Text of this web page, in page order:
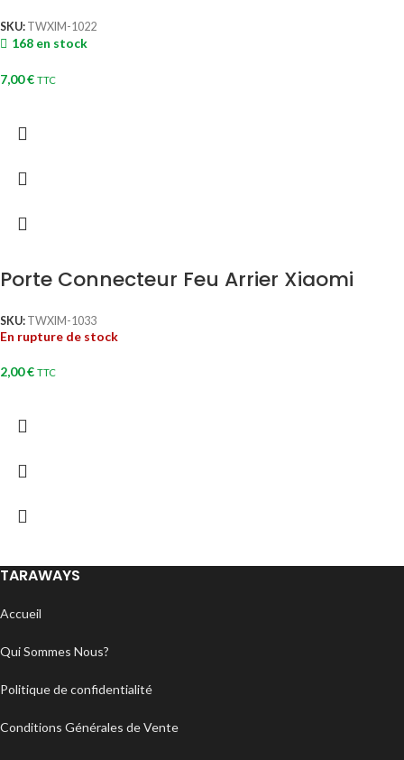
SKU: TWXIM-1022
168 en stock
7,00€ TTC
Porte Connecteur Feu Arrier Xiaomi
SKU: TWXIM-1033
En rupture de stock
2,00€ TTC
TARAWAYS
Accueil
Qui Sommes Nous?
Politique de confidentialité
Conditions Générales de Vente